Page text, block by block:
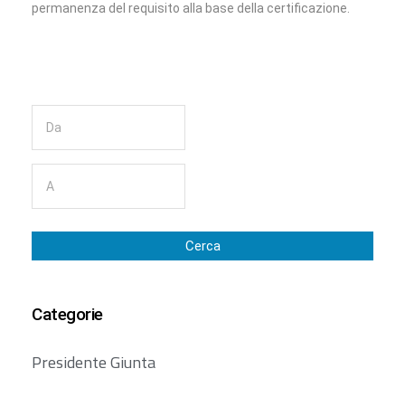
permanenza del requisito alla base della certificazione.
Cerca
Categorie
Presidente Giunta